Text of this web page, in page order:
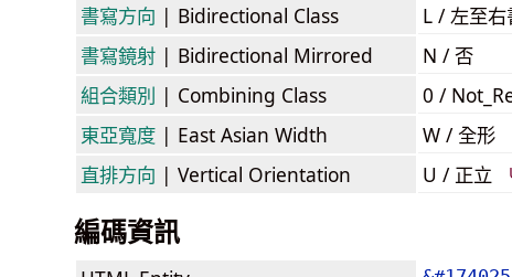
書寫方向 | Bidirectional Class
L / 左至右
書寫鏡射 | Bidirectional Mirrored
N / 否
組合類別 | Combining Class
0 /
東亞寬度 | East Asian Width W / 全形
直排方向 | Vertical Orientation U / 正立
編碼資訊